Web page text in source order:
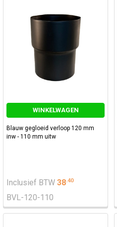
WINKELWAGEN
Blauw gegloeid verloop 120 mm
inw - 110 mm uitw
Inclusief BTW 38 40
BVL-120-110